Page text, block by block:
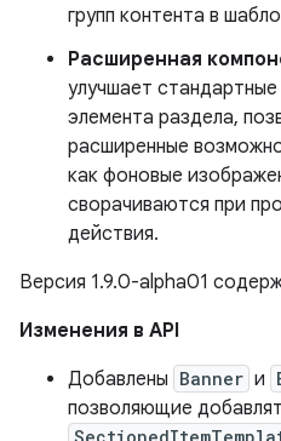
групп контента в
Расширенная
улучшает
элемента раздела,
расширенные
как фоновые
сворачиваются при
действия.
Версия 1.9.0-alpha01
Изменения в API
Добавлены Banner и
позволяющие